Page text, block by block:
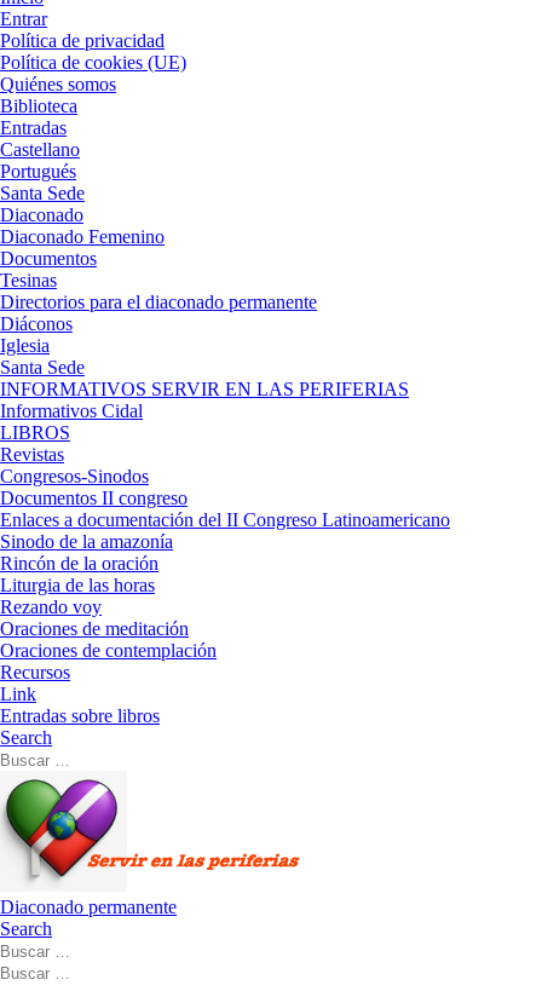
Entrar
Política de privacidad
Política de cookies (UE)
Quiénes somos
Biblioteca
Entradas
Castellano
Portugués
Santa Sede
Diaconado
Diaconado Femenino
Documentos
Tesinas
Directorios para el diaconado permanente
Diáconos
Iglesia
Santa Sede
INFORMATIVOS SERVIR EN LAS PERIFERIAS
Informativos Cidal
LIBROS
Revistas
Congresos-Sinodos
Documentos II congreso
Enlaces a documentación del II Congreso Latinoamericano
Sinodo de la amazonía
Rincón de la oración
Liturgia de las horas
Rezando voy
Oraciones de meditación
Oraciones de contemplación
Recursos
Link
Entradas sobre libros
Search
Buscar
Diaconado permanente
Search
Buscar
Buscar